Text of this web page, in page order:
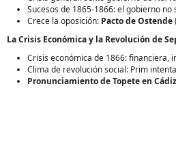
Sucesos de 1865-1866: el gobierno no
Crece la oposición: Pacto de Ostende
La Crisis Económica y la Revolución de
Crisis económica de 1866: financiera,
Clima de revolución social: Prim
Pronunciamiento de Topete en Cádiz